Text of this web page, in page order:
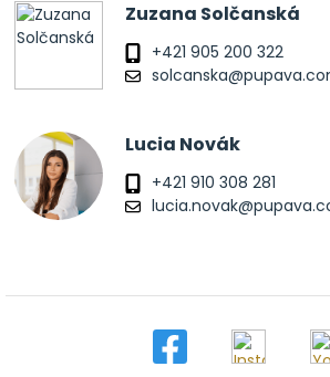
Zuzana Solčanská
+421 905 200 322
Lucia Novák
+421 910 308 281